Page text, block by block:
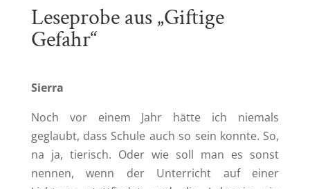
Leseprobe aus „Giftige
Gefahr“
Sierra
Noch vor einem Jahr hätte ich niemals
geglaubt, dass Schule auch so sein konnte. So,
na ja, tierisch. Oder wie soll man es sonst
nennen, wenn der Unterricht auf einer